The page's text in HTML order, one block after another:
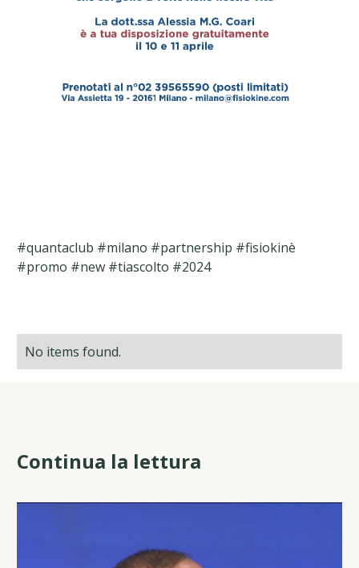
#quantaclub #milano #partnership #fisiokinè
#promo #new #tiascolto #2024
No items found.
Continua la lettura